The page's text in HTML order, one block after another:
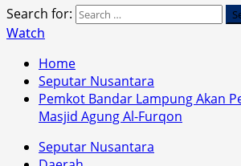
Search for:
Watch
Home
Seputar Nusantara
Pemkot Bandar Lampung Akan
Masjid Agung Al-Furqon
Seputar Nusantara